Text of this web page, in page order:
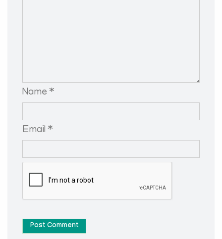
Name *
Email *
Post Comment